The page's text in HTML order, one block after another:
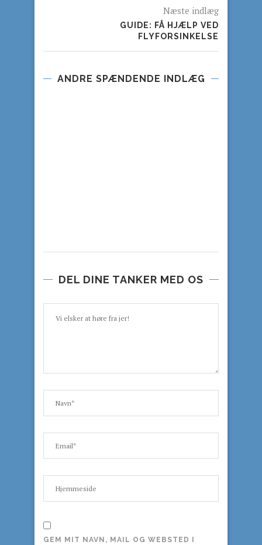
Næste indlæg
GUIDE: FÅ HJÆLP VED
FLYFORSINKELSE
ANDRE SPÆNDENDE INDLÆG
DEL DINE TANKER MED OS
GEM MIT NAVN, MAIL OG WEBSTED I